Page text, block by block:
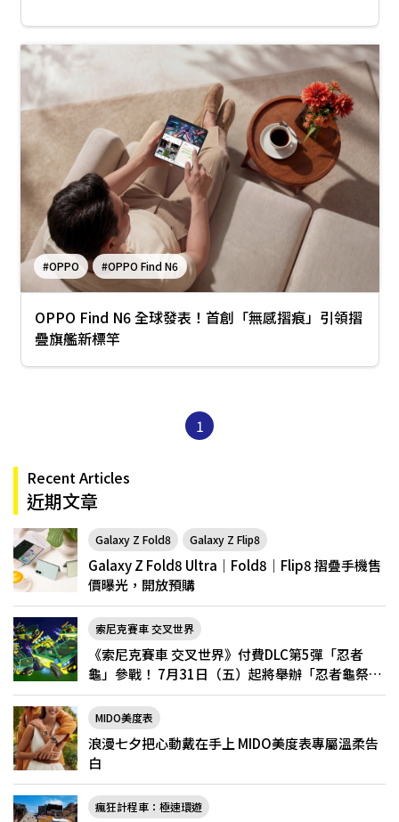
#OPPO #OPPO Find N6
OPPO Find N6 全球發表！首創「無感摺痕」引領摺
疊旗艦新標竿
1
Recent Articles
近期文章
Galaxy Z Fold8 Galaxy Z Flip8
Galaxy Z Fold8 Ultra｜Fold8｜Flip8 摺疊手機售
價曝光，開放預購
索尼克賽車 交叉世界
《索尼克賽車 交叉世界》付費DLC第5彈「忍者
龜」參戰！ 7月31日（五）起將舉辦「忍者龜祭
典」
MIDO美度表
浪漫七夕把心動戴在手上 MIDO美度表專屬溫柔告
白
瘋狂計程車：極速環遊